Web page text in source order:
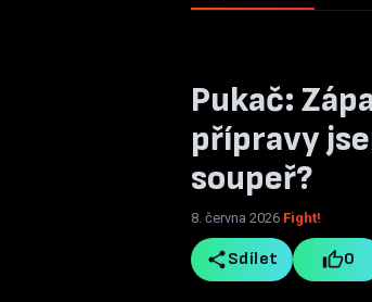
Pukač:
přípravy
soupeř?
8. června 2026 Fight!
Sdílet 0